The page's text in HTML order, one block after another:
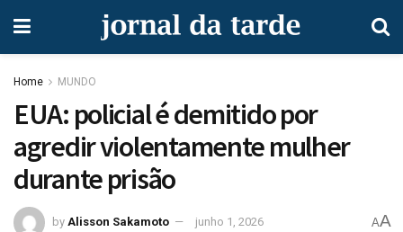
Home MUNDO
EUA: policial é demitido por
agredir violentamente mulher
durante prisão
by Alisson Sakamoto junho 1, 2026 AA